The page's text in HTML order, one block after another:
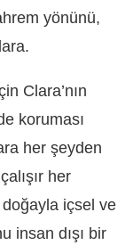
yönünü,
Clara’nın
koruması
her şeyden
her
doğayla içsel ve
insan dışı bir